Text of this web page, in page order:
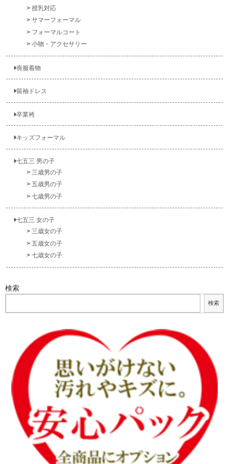
授乳対応
サマーフォーマル
フォーマルコート
小物・アクセサリー
喪服着物
留袖ドレス
卒業袴
キッズフォーマル
七五三 男の子
三歳男の子
五歳男の子
七歳男の子
七五三 女の子
三歳女の子
五歳女の子
七歳女の子
検索
検索